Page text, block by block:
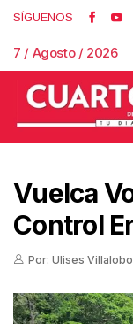
SÍGUENOS
7 / Agosto / 2026
Vuelca
Control
Por: Ulises